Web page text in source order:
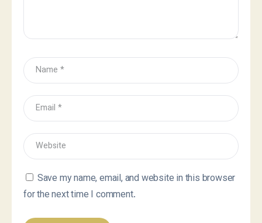
Save my name, email, and website in this browser
for the next time I comment.